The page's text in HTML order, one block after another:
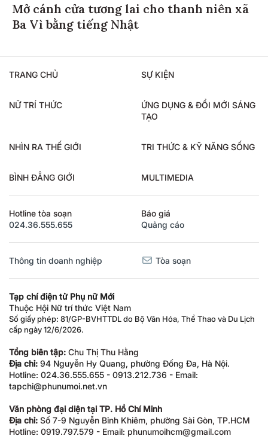
Mở cánh cửa tương lai cho thanh niên xã
Ba Vì bằng tiếng Nhật
TRANG CHỦ SỰ KIỆN
NỮ TRÍ THỨC
ỨNG DỤNG & ĐỔI MỚI SÁNG
TẠO
NHÌN RA THẾ GIỚI TRI THỨC & KỸ NĂNG SỐNG
BÌNH ĐẲNG GIỚI MULTIMEDIA
Hotline tòa soạn
024.36.555.655
Báo giá
Quảng cáo
Thông tin doanh nghiệp Tòa soạn
Tạp chí điện tử Phụ nữ Mới
Thuộc Hội Nữ trí thức Việt Nam
Số giấy phép: 81/GP-BVHTTDL do Bộ Văn Hóa, Thể Thao và Du Lịch
cấp ngày 12/6/2026.
Tổng biên tập: Chu Thị Thu Hằng
Địa chỉ: 94 Nguyễn Hy Quang, phường Đống Đa, Hà Nội.
Hotline: 024.36.555.655 - 0913.212.736 - Email:
tapchi@phunumoi.net.vn
Văn phòng đại diện tại TP. Hồ Chí Minh
Địa chỉ: Số 7-9 Nguyễn Bỉnh Khiêm, phường Sài Gòn, TP.HCM
Hotline: 0919.797.579 - Email: phunumoihcm@gmail.com